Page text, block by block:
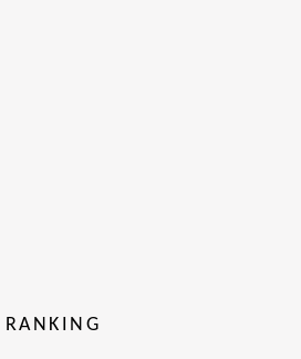
RANKING